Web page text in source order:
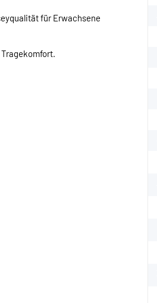
für Erwachsene